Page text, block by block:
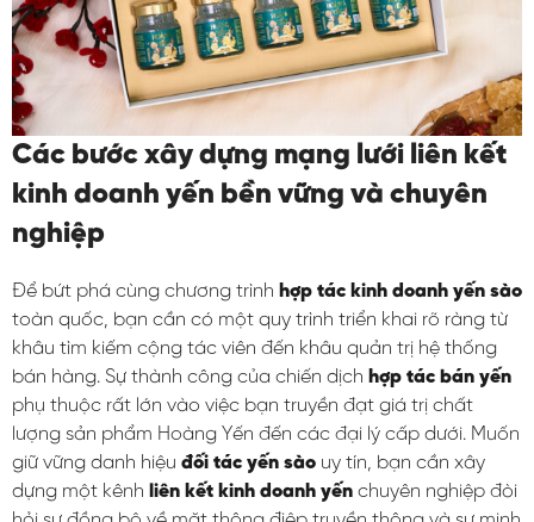
Các bước xây dựng mạng lưới liên kết
kinh doanh yến bền vững và chuyên
nghiệp
Để bứt phá cùng chương trình hợp tác kinh doanh yến sào
toàn quốc, bạn cần có một quy trình triển khai rõ ràng từ
khâu tìm kiếm cộng tác viên đến khâu quản trị hệ thống
bán hàng. Sự thành công của chiến dịch hợp tác bán yến
phụ thuộc rất lớn vào việc bạn truyền đạt giá trị chất
lượng sản phẩm Hoàng Yến đến các đại lý cấp dưới. Muốn
giữ vững danh hiệu đối tác yến sào uy tín, bạn cần xây
dựng một kênh liên kết kinh doanh yến chuyên nghiệp đòi